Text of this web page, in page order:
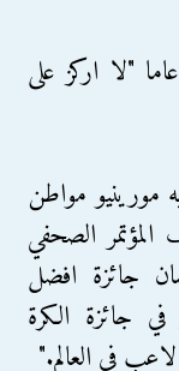
واضاف اللاعب البالغ من العمر 25 عاما "لا اركز على
مورينيو مواطن
الصحفي
جائزة افضل
جائزة الكرة
في العالم."